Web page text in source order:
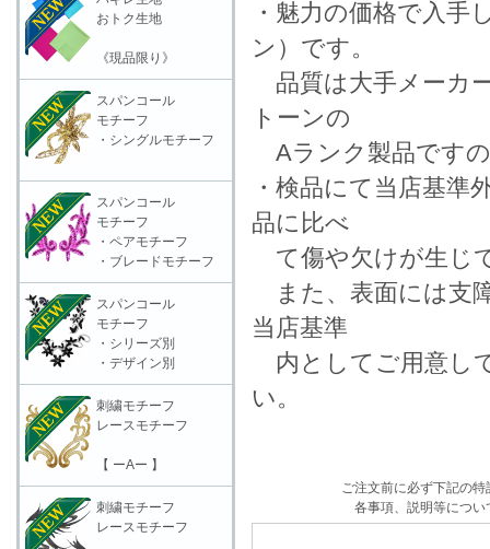
・魅力の価格で入
ン）です。
品質は大手メーカ
トーンの
Aランク製品です
・検品にて当店基準
品に比べ
て傷や欠けが生じ
また、表面には支
当店基準
内としてご用意し
い。
ご注文前に必ず下記の
各事項、説明等につい
おトク生地
《現品限り》
スパンコール
モチーフ
・シングルモチーフ
スパンコール
モチーフ
・ペアモチーフ
・ブレードモチーフ
スパンコール
モチーフ
・シリーズ別
・デザイン別
刺繍モチーフ
レースモチーフ
【 ーAー 】
刺繍モチーフ
レースモチーフ